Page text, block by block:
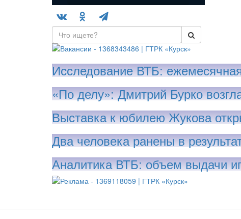
Исследование ВТБ:
«По делу»: Дмитрий Бурко
Выставка к юбилею Жукова
Два человека ранены в
Аналитика ВТБ: объем выдачи